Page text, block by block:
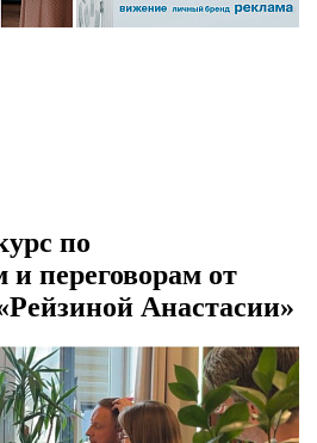
по
переговорам от
Анастасии»